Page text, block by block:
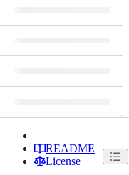
README
License